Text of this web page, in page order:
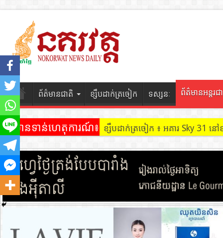
ព័ត៌មានជាតិ ខ្សឹបដាក់ត្រចៀក ទស្សនៈ ព័ត៌មានអន្តរជ
ព័ត៌មានទាន់ហេតុការណ៍៖ ខ្សឹបដាក់ត្រចៀក ៖ អគារ Sky 31